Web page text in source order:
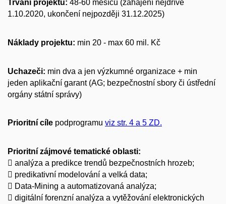
Trvání projektu: 48-60 měsíců (zahájení nejdříve
1.10.2020, ukončení nejpozději 31.12.2025)
Náklady projektu: min 20 - max 60 mil. Kč
Uchazeči: min dva a jen výzkumné organizace + min
jeden aplikační garant (AG; bezpečnostní sbory či ústřední
orgány státní správy)
Prioritní cíle podprogramu viz str. 4 a 5 ZD.
Prioritní zájmové tematické oblasti:
 analýza a predikce trendů bezpečnostních hrozeb;
 predikativní modelování a velká data;
 Data-Mining a automatizovaná analýza;
 digitální forenzní analýza a vytěžování elektronických